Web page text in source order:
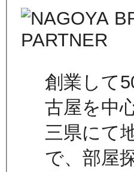
創業して
古屋を中
三県にて
で、部屋